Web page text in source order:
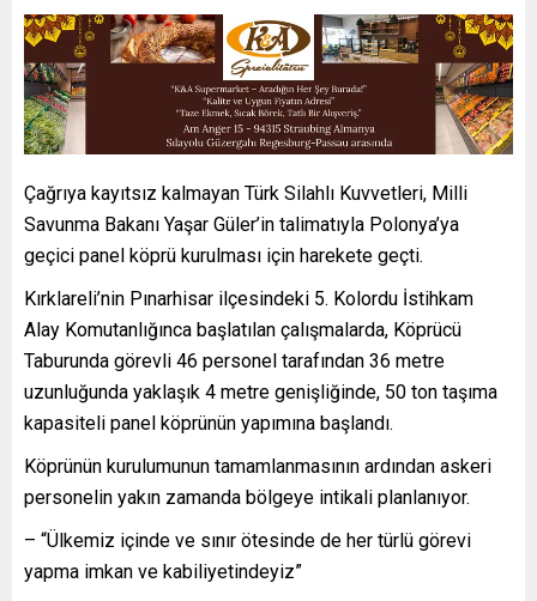
Çağrıya kayıtsız kalmayan Türk Silahlı Kuvvetleri, Milli
Savunma Bakanı Yaşar Güler’in talimatıyla Polonya’ya
geçici panel köprü kurulması için harekete geçti.
Kırklareli’nin Pınarhisar ilçesindeki 5. Kolordu İstihkam
Alay Komutanlığınca başlatılan çalışmalarda, Köprücü
Taburunda görevli 46 personel tarafından 36 metre
uzunluğunda yaklaşık 4 metre genişliğinde, 50 ton taşıma
kapasiteli panel köprünün yapımına başlandı.
Köprünün kurulumunun tamamlanmasının ardından askeri
personelin yakın zamanda bölgeye intikali planlanıyor.
– “Ülkemiz içinde ve sınır ötesinde de her türlü görevi
yapma imkan ve kabiliyetindeyiz”